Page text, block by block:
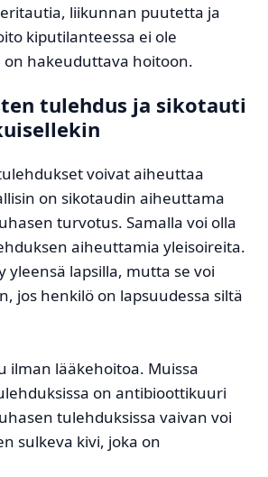
liikunnan puutetta ja
kiputilanteessa ei ole
hakeuduttava hoitoon.
tulehdus ja sikotauti
voivat aiheuttaa
on sikotaudin aiheuttama
turvotus. Samalla voi olla
aiheuttamia yleisoireita.
yleensä lapsilla, mutta se voi
jos henkilö on lapsuudessa siltä
ilman lääkehoitoa. Muissa
on antibioottikuuri
tulehduksissa vaivan voi
sulkeva kivi, joka on